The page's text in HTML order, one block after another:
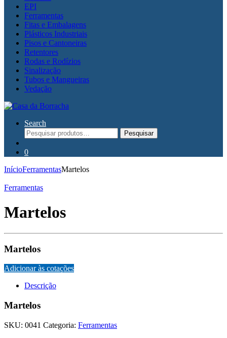
EPI
Ferramentas
Fitas e Embalagens
Plásticos Industriais
Pisos e Cantoneiras
Retentores
Rodas e Rodízios
Sinalização
Tubos e Mangueiras
Vedação
Search
Pesquisar
por:
Pesquisar
0
InícioFerramentasMartelos
Ferramentas
Martelos
Martelos
Adicionar às cotações
Descrição
Martelos
SKU: 0041 Categoria: Ferramentas